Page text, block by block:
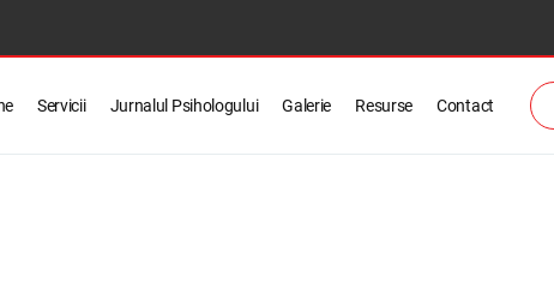
Servicii Jurnalul Psihologului Galerie Resurse Contact